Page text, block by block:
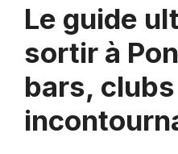
Le guide
sortir à
bars,